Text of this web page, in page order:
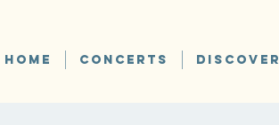
HOME CONCERTS DISCOVER